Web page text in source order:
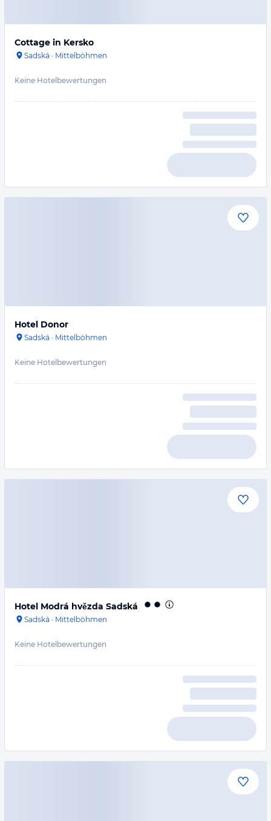
Cottage in Kersko
Sadská · Mittelböhmen
Keine Hotelbewertungen
Hotel Donor
Sadská · Mittelböhmen
Keine Hotelbewertungen
Hotel Modrá hvězda Sadská
Sadská · Mittelböhmen
Keine Hotelbewertungen